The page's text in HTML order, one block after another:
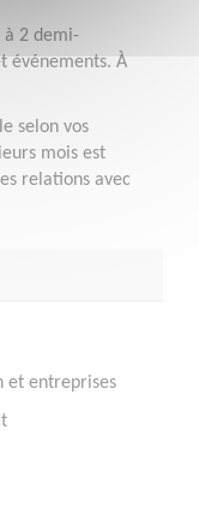
à 2 demi-
événements. À
selon vos
mois est
relations avec
et entreprises